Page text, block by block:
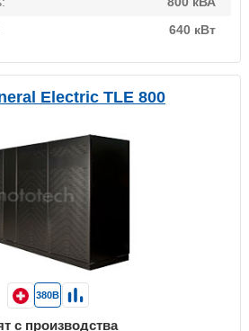
640 кВт
Electric TLE 800
380В
с производства